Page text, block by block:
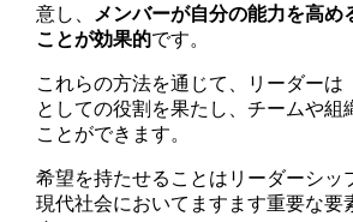
意し、
メンバーが自分の能力を高め
ことが効果的です。
これらの方法を通じて、リーダーは
としての役割を果たし、チームや組
ことができます。
希望を持たせることはリーダーシッ
現代社会においてますます重要な要